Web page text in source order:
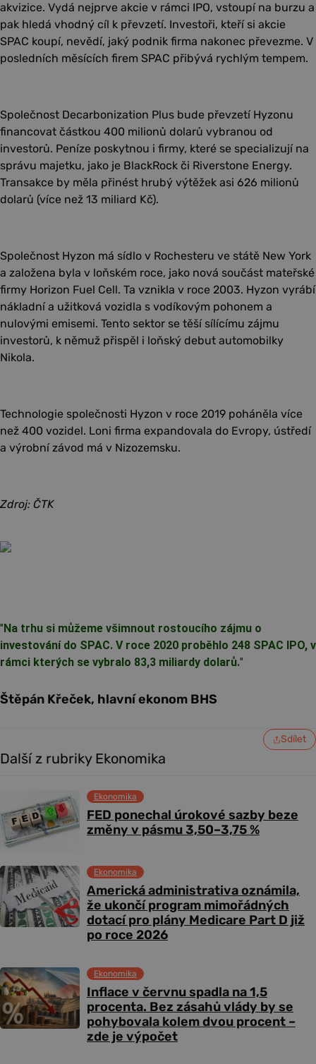
akvizice. Vydá nejprve akcie v rámci IPO, vstoupí na burzu a
pak hledá vhodný cíl k převzetí. Investoři, kteří si akcie
SPAC koupí, nevědí, jaký podnik firma nakonec převezme. V
posledních měsících firem SPAC přibývá rychlým tempem.
Společnost Decarbonization Plus bude převzetí Hyzonu
financovat částkou 400 milionů dolarů vybranou od
investorů. Peníze poskytnou i firmy, které se specializují na
správu majetku, jako je BlackRock či Riverstone Energy.
Transakce by měla přinést hrubý výtěžek asi 626 milionů
dolarů (více než 13 miliard Kč).
Společnost Hyzon má sídlo v Rochesteru ve státě New York
a založena byla v loňském roce, jako nová součást mateřské
firmy Horizon Fuel Cell. Ta vznikla v roce 2003. Hyzon vyrábí
nákladní a užitková vozidla s vodíkovým pohonem a
nulovými emisemi. Tento sektor se těší sílícímu zájmu
investorů, k němuž přispěl i loňský debut automobilky
Nikola.
Technologie společnosti Hyzon v roce 2019 poháněla více
než 400 vozidel. Loni firma expandovala do Evropy, ústředí
a výrobní závod má v Nizozemsku.
Zdroj: ČTK
" Na trhu si můžeme všimnout rostoucího zájmu o
investování do SPAC. V roce 2020 proběhlo 248 SPAC IPO, v
rámci kterých se vybralo 83,3 miliardy dolarů."
Štěpán Křeček, hlavní ekonom BHS
Sdílet
Další z rubriky Ekonomika
FED ponechal úrokové sazby beze
změny v pásmu 3,50–3,75 %
Ekonomika
Americká administrativa oznámila,
že ukončí program mimořádných
dotací pro plány Medicare Part D již
po roce 2026
Ekonomika
Inflace v červnu spadla na 1,5
procenta. Bez zásahů vlády by se
pohybovala kolem dvou procent –
zde je výpočet
Ekonomika